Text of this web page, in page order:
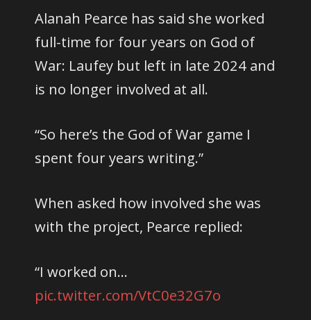
Alanah Pearce has said she worked
full-time for four years on God of
War: Laufey but left in late 2024 and
is no longer involved at all.
“So here’s the God of War game I
spent four years writing.”
When asked how involved she was
with the project, Pearce replied:
“I worked on…
pic.twitter.com/VtC0e32G7o